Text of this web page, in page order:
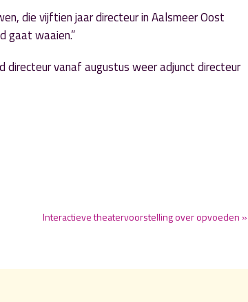
die vijftien jaar directeur in Aalsmeer Oost
gaat waaien.”
directeur vanaf augustus weer adjunct directeur
Interactieve theatervoorstelling over opvoeden »